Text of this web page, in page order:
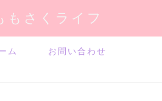
もさくライフ
ム お問い合わせ